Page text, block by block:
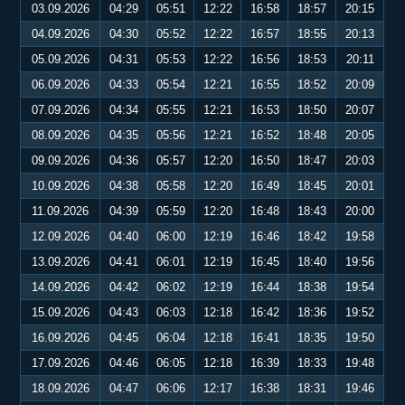
03.09.2026
04:29 05:51 12:22 16:58 18:57
20:15
04.09.2026
04:30 05:52 12:22 16:57 18:55
20:13
05.09.2026
04:31 05:53 12:22 16:56 18:53
20:11
06.09.2026
04:33 05:54 12:21 16:55 18:52
20:09
07.09.2026
04:34 05:55 12:21 16:53 18:50
20:07
08.09.2026
04:35 05:56 12:21 16:52 18:48
20:05
09.09.2026
04:36 05:57 12:20 16:50 18:47
20:03
10.09.2026
04:38 05:58 12:20 16:49 18:45
20:01
11.09.2026
04:39 05:59 12:20 16:48 18:43
20:00
12.09.2026
04:40 06:00 12:19 16:46 18:42
19:58
13.09.2026
04:41 06:01 12:19 16:45 18:40
19:56
14.09.2026
04:42 06:02 12:19 16:44 18:38
19:54
15.09.2026
04:43 06:03 12:18 16:42 18:36
19:52
16.09.2026
04:45 06:04 12:18 16:41 18:35
19:50
17.09.2026
04:46 06:05 12:18 16:39 18:33
19:48
18.09.2026
04:47 06:06 12:17 16:38 18:31
19:46